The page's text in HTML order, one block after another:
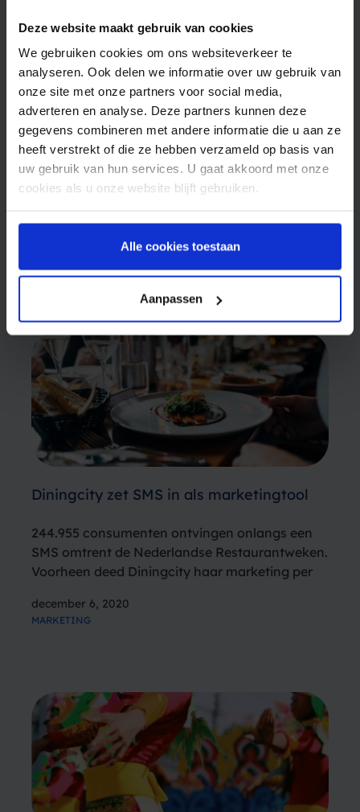
Deze website maakt gebruik van cookies
We gebruiken cookies om ons websiteverkeer te
analyseren. Ook delen we informatie over uw gebruik van
onze site met onze partners voor social media,
adverteren en analyse. Deze partners kunnen deze
gegevens combineren met andere informatie die u aan ze
heeft verstrekt of die ze hebben verzameld op basis van
uw gebruik van hun services. U gaat akkoord met onze
cookies als u onze website blijft gebruiken.
Alle cookies toestaan
Aanpassen
Spryng behaalt ISO en NEN certificaten
“Maximale databeveiliging is een must voor elke
SMS provider” Spryng behaalt ISO en NEN
de AVG-wetgeving is daar een mooi voorbeeld
van. CEO Marc Rottinghuis van Spryng vindt…
december 6, 2020
Diningcity zet SMS in als marketingtool
244.955 consumenten ontvingen onlangs een
SMS omtrent de Nederlandse Restaurantweken.
Voorheen deed Diningcity haar marketing per
gestart met het versturen van SMS-berichten
december 6, 2020
MARKETING